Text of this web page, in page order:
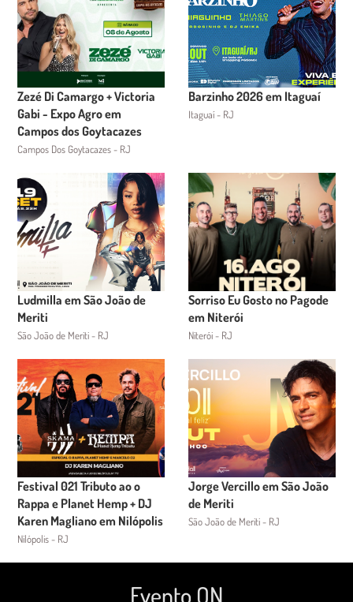
Zezé Di Camargo + Victoria
Gabi - Expo Agro em
Campos dos Goytacazes
Campos Dos Goytacazes - RJ
Barzinho 2026 em Itaguaí
Itaguaí - RJ
Ludmilla em São João de
Meriti
São João de Meriti - RJ
Sorriso Eu Gosto no Pagode
em Niterói
Niterói - RJ
Festival 021 Tributo ao o
Rappa e Planet Hemp + DJ
Karen Magliano em Nilópolis
Nilópolis - RJ
Jorge Vercillo em São João
de Meriti
São João de Meriti - RJ
Evento ON